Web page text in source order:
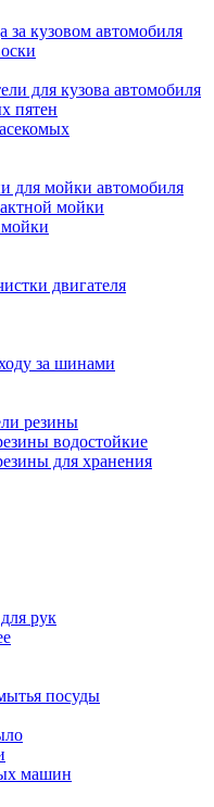
за кузовом автомобиля
для кузова автомобиля
пятен
для мойки автомобиля
мойки
двигателя
за шинами
резины
водостойкие
для хранения
рук
посуды
машин